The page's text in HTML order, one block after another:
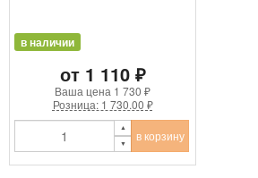
в наличии
от 1 110 ₽
Ваша цена 1 730 ₽
Розница: 1 730.00 ₽
в корзину